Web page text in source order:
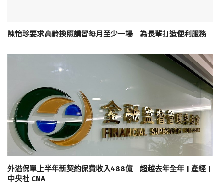
陳怡珍要求高齡換照講習每月至少一場 為長輩打造便利服務
外溢保單上半年新契約保費收入488億 超越去年全年 | 產經 |
中央社 CNA